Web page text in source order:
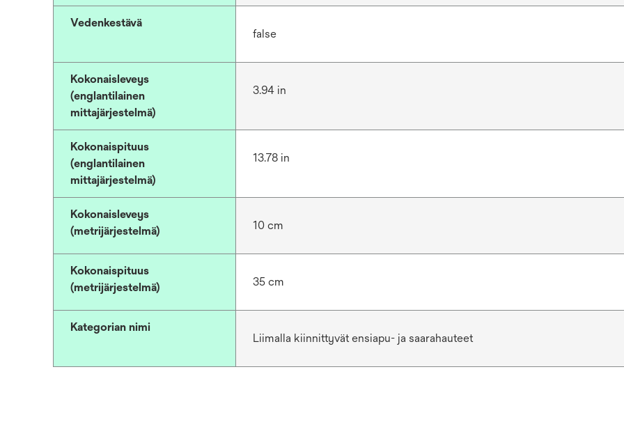
Vedenkestävä
false
Kokonaisleveys
(englantilainen
mittajärjestelmä)
3.94 in
Kokonaispituus
(englantilainen
mittajärjestelmä)
13.78 in
Kokonaisleveys
(metrijärjestelmä)
10 cm
Kokonaispituus
(metrijärjestelmä)
35 cm
Kategorian nimi
Liimalla kiinnittyvät ensiapu- ja saarahauteet